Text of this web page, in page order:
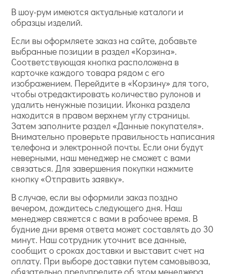
В шоу-рум имеются актуальные каталоги и
образцы изделий.
Если вы оформляете заказ на сайте, добавьте
выбранные позиции в раздел «Корзина».
Соответствующая кнопка расположена в
карточке каждого товара рядом с его
изображением. Перейдите в «Корзину» для того,
чтобы отредактировать количество рулонов и
удалить ненужные позиции. Иконка раздела
находится в правом верхнем углу страницы.
Затем заполните раздел «Данные покупателя».
Внимательно проверьте правильность написания
телефона и электронной почты. Если они будут
неверными, наш менеджер не сможет с вами
связаться. Для завершения покупки нажмите
кнопку «Отправить заявку».
В случае, если вы оформили заказ поздно
вечером, дождитесь следующего дня. Наш
менеджер свяжется с вами в рабочее время. В
будние дни время ответа может составлять до 30
минут. Наш сотрудник уточнит все данные,
сообщит о сроках доставки и выставит счет на
оплату. При выборе доставки путем самовывоза,
обязательно предупредите об этом менеджера.